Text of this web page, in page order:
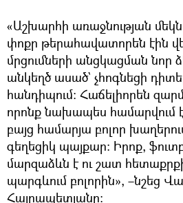
«Աշխարհի առաջնության
փոքր թերահավատորեն էին
մրցումների անցկացման նոր
անկեղծ ասած` չհոգնեցի
հանդիպում։ Հաճելիորեն
որոնք նախապես համարվում
բայց համարյա բոլոր
գեղեցիկ պայքար։ Իրոք,
մարզաձևն է ու շատ
պարգևում բոլորին», –նշեց
Հայրապետյանը։